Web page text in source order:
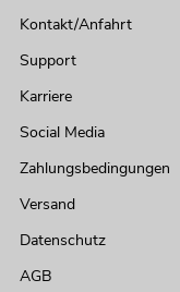
Kontakt/Anfahrt
Support
Karriere
Social Media
Zahlungsbedingungen
Versand
Datenschutz
AGB